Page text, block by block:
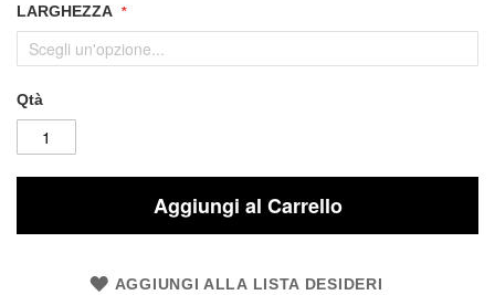
LARGHEZZA
Qtà
Aggiungi al Carrello
AGGIUNGI ALLA LISTA DESIDERI